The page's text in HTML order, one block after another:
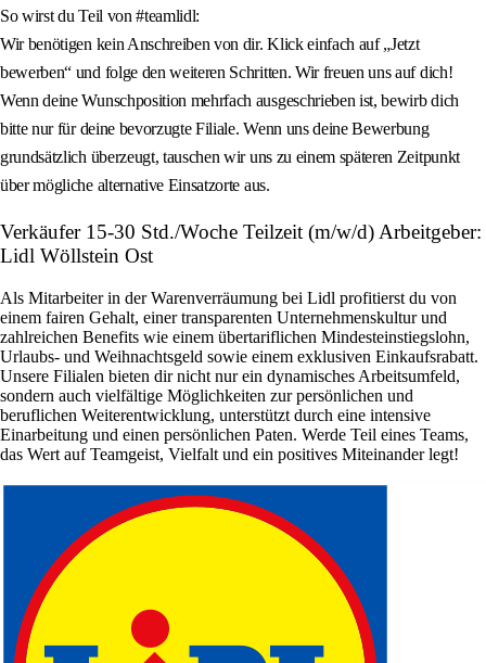
So wirst du Teil von #teamlidl:
Wir benötigen kein Anschreiben von dir. Klick einfach auf „Jetzt
bewerben“ und folge den weiteren Schritten. Wir freuen uns auf dich!
Wenn deine Wunschposition mehrfach ausgeschrieben ist, bewirb dich
bitte nur für deine bevorzugte Filiale. Wenn uns deine Bewerbung
grundsätzlich überzeugt, tauschen wir uns zu einem späteren Zeitpunkt
über mögliche alternative Einsatzorte aus.
Verkäufer 15-30 Std./Woche Teilzeit (m/w/d) Arbeitgeber:
Lidl Wöllstein Ost
Als Mitarbeiter in der Warenverräumung bei Lidl profitierst du von
einem fairen Gehalt, einer transparenten Unternehmenskultur und
zahlreichen Benefits wie einem übertariflichen Mindesteinstiegslohn,
Urlaubs- und Weihnachtsgeld sowie einem exklusiven Einkaufsrabatt.
Unsere Filialen bieten dir nicht nur ein dynamisches Arbeitsumfeld,
sondern auch vielfältige Möglichkeiten zur persönlichen und
beruflichen Weiterentwicklung, unterstützt durch eine intensive
Einarbeitung und einen persönlichen Paten. Werde Teil eines Teams,
das Wert auf Teamgeist, Vielfalt und ein positives Miteinander legt!